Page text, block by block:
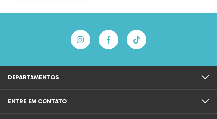
DEPARTAMENTOS
ENTRE EM CONTATO